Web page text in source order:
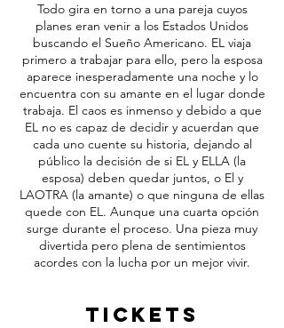
Todo gira en torno a una pareja cuyos
planes eran venir a los Estados Unidos
buscando el Sueño Americano. EL viaja
primero a trabajar para ello, pero la esposa
aparece inesperadamente una noche y lo
encuentra con su amante en el lugar donde
trabaja. El caos es inmenso y debido a que
EL no es capaz de decidir y acuerdan que
cada uno cuente su historia, dejando al
público la decisión de si EL y ELLA (la
esposa) deben quedar juntos, o El y
LAOTRA (la amante) o que ninguna de ellas
quede con EL. Aunque una cuarta opción
surge durante el proceso. Una pieza muy
divertida pero plena de sentimientos
acordes con la lucha por un mejor vivir.
Tickets